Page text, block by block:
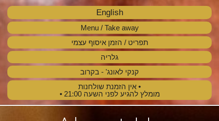
English
Menu / Take away
תפריט / הזמן איסוף עצמי
גלריה
קנקי לאונג' - בקרוב
• אין הזמנת שולחנות
מומלץ להגיע לפני השעה 21:00 •